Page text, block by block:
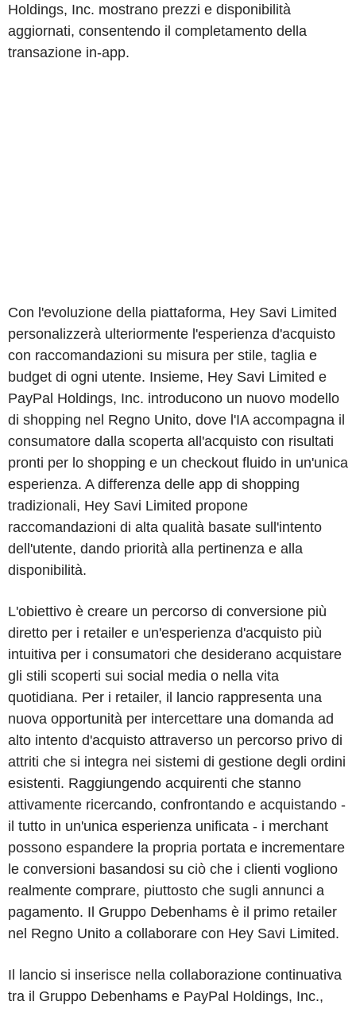
Holdings, Inc. mostrano prezzi e disponibilità
aggiornati, consentendo il completamento della
transazione in-app.
Con l'evoluzione della piattaforma, Hey Savi Limited
personalizzerà ulteriormente l'esperienza d'acquisto
con raccomandazioni su misura per stile, taglia e
budget di ogni utente. Insieme, Hey Savi Limited e
PayPal Holdings, Inc. introducono un nuovo modello
di shopping nel Regno Unito, dove l'IA accompagna il
consumatore dalla scoperta all'acquisto con risultati
pronti per lo shopping e un checkout fluido in un'unica
esperienza. A differenza delle app di shopping
tradizionali, Hey Savi Limited propone
raccomandazioni di alta qualità basate sull'intento
dell'utente, dando priorità alla pertinenza e alla
disponibilità.
L'obiettivo è creare un percorso di conversione più
diretto per i retailer e un'esperienza d'acquisto più
intuitiva per i consumatori che desiderano acquistare
gli stili scoperti sui social media o nella vita
quotidiana. Per i retailer, il lancio rappresenta una
nuova opportunità per intercettare una domanda ad
alto intento d'acquisto attraverso un percorso privo di
attriti che si integra nei sistemi di gestione degli ordini
esistenti. Raggiungendo acquirenti che stanno
attivamente ricercando, confrontando e acquistando -
il tutto in un'unica esperienza unificata - i merchant
possono espandere la propria portata e incrementare
le conversioni basandosi su ciò che i clienti vogliono
realmente comprare, piuttosto che sugli annunci a
pagamento. Il Gruppo Debenhams è il primo retailer
nel Regno Unito a collaborare con Hey Savi Limited.
Il lancio si inserisce nella collaborazione continuativa
tra il Gruppo Debenhams e PayPal Holdings, Inc.,